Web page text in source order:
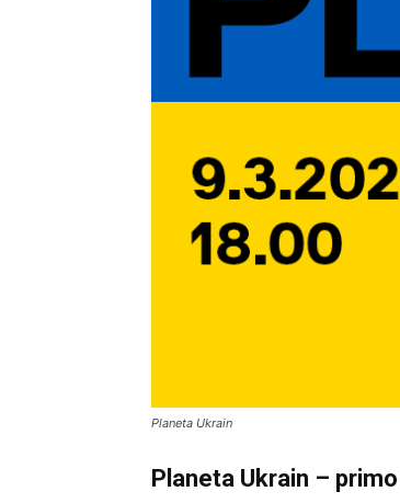
Planeta Ukrain
Planeta Ukrain –